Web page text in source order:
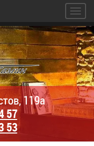
119а
57
53